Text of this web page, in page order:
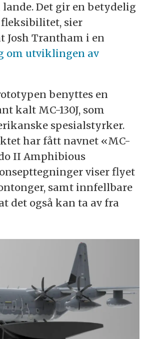
Det gir en betydelig
fleksibilitet, sier
Josh Trantham i en
om utviklingen av
benyttes en
kalt MC-130J, som
spesialstyrker.
har fått navnet «MC-
II Amphibious
viser flyet
samt innfellbare
det også kan ta av fra